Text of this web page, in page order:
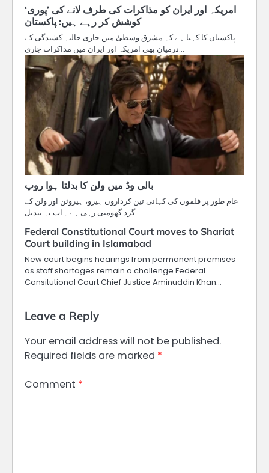
امریکہ اور ایران کو مذاکرات کی طرف لانے کی ’پوری‘
کوشش کر رہے ہیں: پاکستان
پاکستان کا کہنا ہے کہ مشرق وسطیٰ میں جاری حالیہ کشیدگی کے
درمیان بھی امریکہ اور ایران میں مذاکرات جاری…
بالی وڈ میں ولن کا بدلتا ہوا روپ
عام طور پر فلموں کی کہانی تین کرداروں ہیرو، ہیروئن اور ولن کے
گرد گھومتی رہی ہے۔ اب یہ تبدیل…
Federal Constitutional Court moves to Shariat
Court building in Islamabad
New court begins hearings from permanent premises
as staff shortages remain a challenge Federal
Consitutional Court Chief Justice Aminuddin Khan…
Leave a Reply
Your email address will not be published.
Required fields are marked *
Comment *